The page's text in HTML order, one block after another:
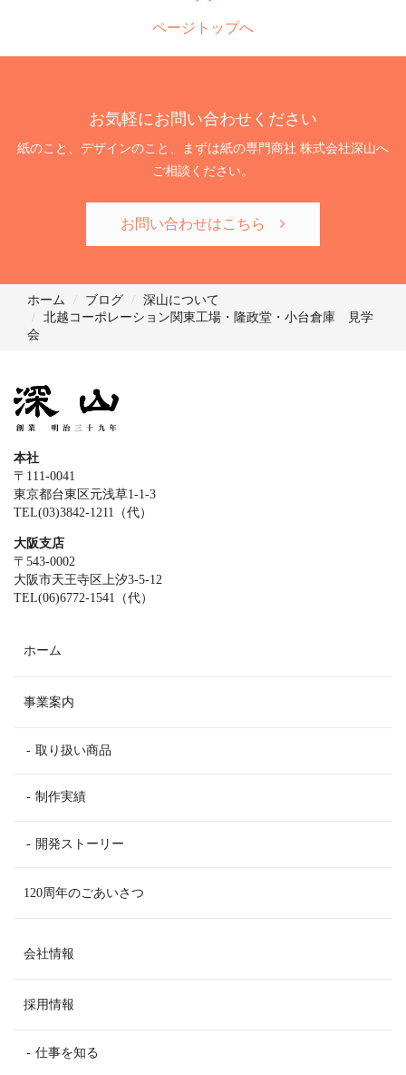
ページトップへ
お気軽にお問い合わせください
紙のこと、デザインのこと、まずは紙の専門商社 株式会社深山へ
ご相談ください。
お問い合わせはこちら
ホーム ブログ
深山について
北越コーポレーション関東工場・隆政堂・小台倉庫 見学
会
本社
〒111-0041
東京都台東区元浅草1-1-3
TEL(03)3842-1211（代）
大阪支店
〒543-0002
大阪市天王寺区上汐3-5-12
TEL(06)6772-1541（代）
ホーム
事業案内
取り扱い商品
制作実績
開発ストーリー
120周年のごあいさつ
会社情報
採用情報
仕事を知る